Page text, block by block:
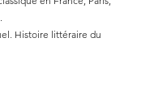
Histoire littéraire du